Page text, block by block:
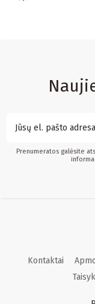
Prenumeratos galėsite
Kontaktai